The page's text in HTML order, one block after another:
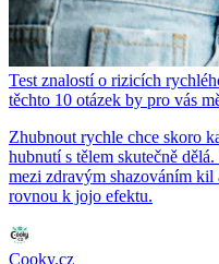
Test znalostí o rizicích
těchto 10 otázek by pro vás
Zhubnout rychle chce skoro
hubnutí s tělem skutečně
mezi zdravým shazováním
rovnou k jojo efektu.
Cooky.cz